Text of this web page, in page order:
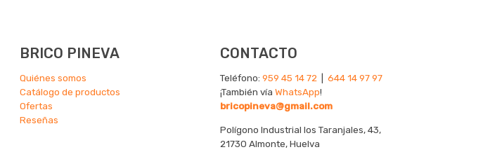
BRICO PINEVA
Quiénes somos
Catálogo de productos
Ofertas
Reseñas
CONTACTO
Teléfono: 959 45 14 72| 644 14 97 97
¡También vía WhatsApp!
bricopineva@gmail.com
Polígono Industrial los Taranjales, 43,
21730 Almonte, Huelva